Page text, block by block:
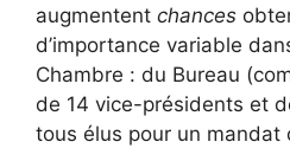
augmentent chances
d’importance variable
Chambre : du Bureau
de 14 vice-présidents et
tous élus pour un